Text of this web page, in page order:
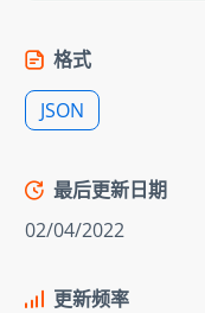
格式
JSON
最后更新日期
02/04/2022
更新频率